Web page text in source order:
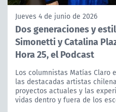
Jueves 4 de junio de 2026
Dos generaciones y
Simonetti y Catalina
Hora 25, el Podcast
Los columnistas Matías Claro
las destacadas artistas
proyectos actuales y las
vidas dentro y fuera de los